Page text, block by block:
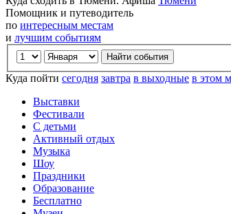
Помощник и путеводитель
по интересным местам
и лучшим событиям
Куда пойти сегодня завтра в выходные в этом
Выставки
Фестивали
С детьми
Активный отдых
Музыка
Шоу
Праздники
Образование
Бесплатно